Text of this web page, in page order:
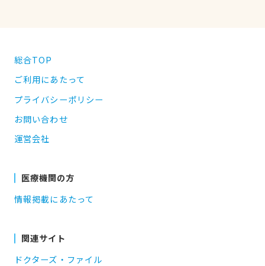
総合TOP
ご利用にあたって
プライバシーポリシー
お問い合わせ
運営会社
医療機関の方
情報掲載にあたって
関連サイト
ドクターズ・ファイル